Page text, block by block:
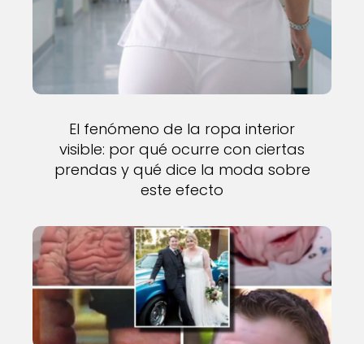
El fenómeno de la ropa interior
visible: por qué ocurre con ciertas
prendas y qué dice la moda sobre
este efecto